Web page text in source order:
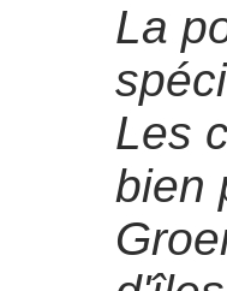
La
Les
bien